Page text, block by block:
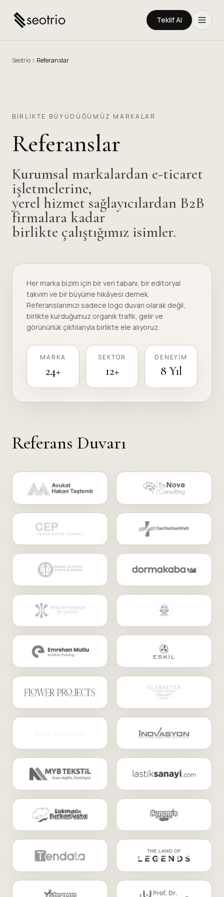
Teklif Al
Seotrio Referanslar
BIRLIKTE BÜYÜDÜĞÜMÜZ MARKALAR
Referanslar
Kurumsal markalardan e-ticaret
işletmelerine,
yerel hizmet sağlayıcılardan B2B
firmalara kadar
birlikte çalıştığımız isimler.
Her marka bizim için bir veri tabanı, bir editoryal
takvim ve bir büyüme hikâyesi demek.
Referanslarımızı sadece logo duvarı olarak değil;
birlikte kurduğumuz organik trafik, gelir ve
görünürlük çıktılarıyla birlikte ele alıyoruz.
MARKA
24+
SEKTÖR
12+
DENEYIM
8 Yıl
Referans Duvarı